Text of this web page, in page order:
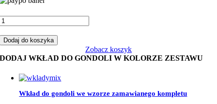
Dodaj do koszyka
Zobacz koszyk
DODAJ WKŁAD DO GONDOLI W KOLORZE ZESTAWU
Wkład do gondoli we wzorze zamawianego kompletu